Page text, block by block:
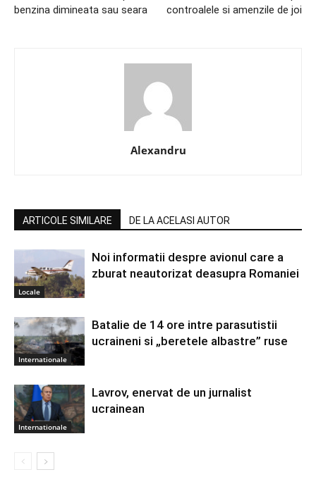
benzina dimineata sau seara
controalele si amenzile de joi
Alexandru
ARTICOLE SIMILARE DE LA ACELASI AUTOR
Locale
Noi informatii despre avionul care a
zburat neautorizat deasupra Romaniei
Internationale
Batalie de 14 ore intre parasutistii
ucraineni si „beretele albastre” ruse
Internationale
Lavrov, enervat de un jurnalist
ucrainean